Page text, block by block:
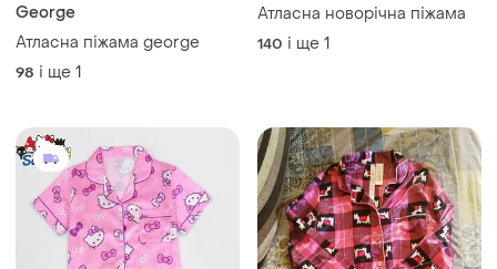
George
Атласна піжама george
98 і ще 1
Атласна новорічна піжама
140 і ще 1